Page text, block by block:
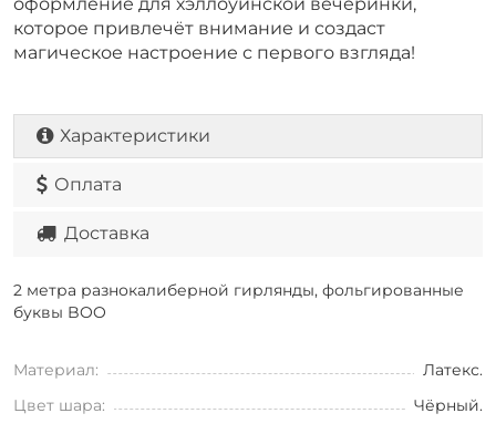
которое привлечёт внимание и создаст
магическое настроение с первого взгляда!
Характеристики
Оплата
Доставка
2 метра разнокалиберной гирлянды, фольгированные
буквы BOO
Материал:
Латекс.
Цвет шара:
Чёрный.